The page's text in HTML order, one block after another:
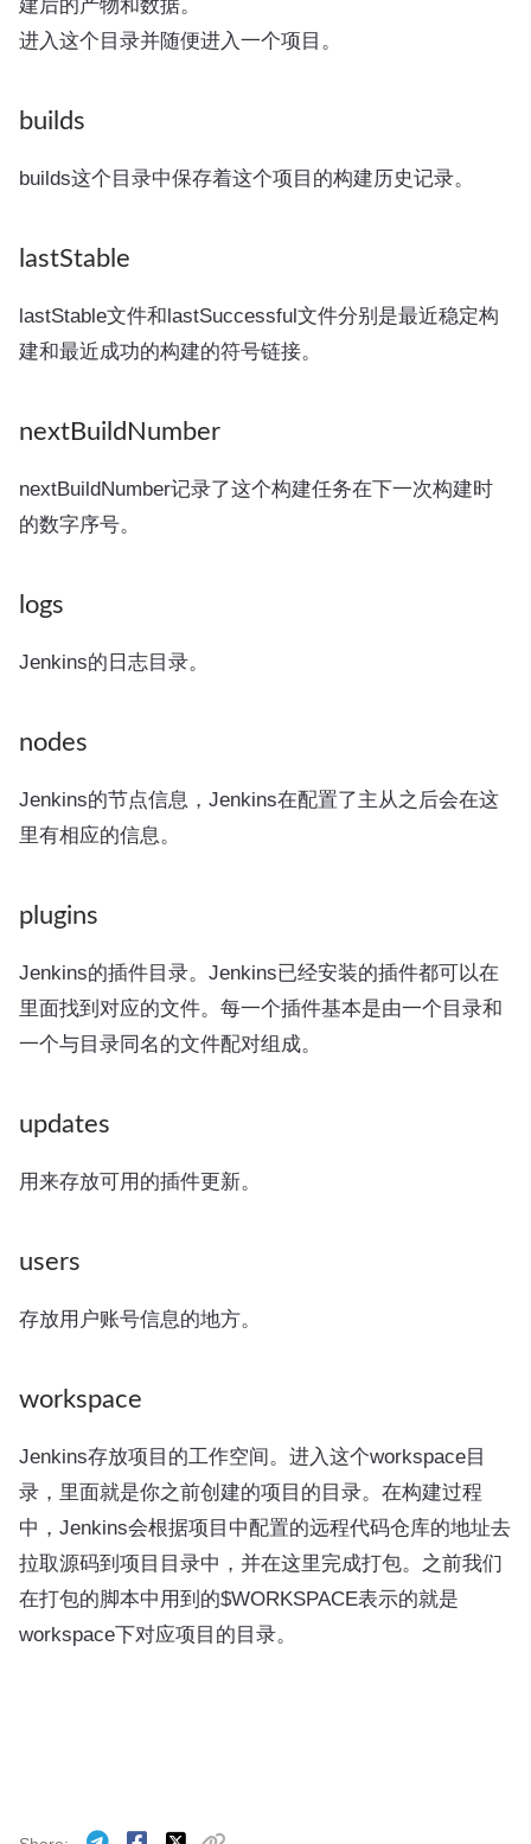
建后的产物和数据。
进入这个目录并随便进入一个项目。
builds
builds这个目录中保存着这个项目的构建历史记录。
lastStable
lastStable文件和lastSuccessful文件分别是最近稳定构
建和最近成功的构建的符号链接。
nextBuildNumber
nextBuildNumber记录了这个构建任务在下一次构建时
的数字序号。
logs
Jenkins的日志目录。
nodes
Jenkins的节点信息，Jenkins在配置了主从之后会在这
里有相应的信息。
plugins
Jenkins的插件目录。Jenkins已经安装的插件都可以在
里面找到对应的文件。每一个插件基本是由一个目录和
一个与目录同名的文件配对组成。
updates
用来存放可用的插件更新。
users
存放用户账号信息的地方。
workspace
Jenkins存放项目的工作空间。进入这个workspace目
录，里面就是你之前创建的项目的目录。在构建过程
中，Jenkins会根据项目中配置的远程代码仓库的地址去
拉取源码到项目目录中，并在这里完成打包。之前我们
在打包的脚本中用到的$WORKSPACE表示的就是
workspace下对应项目的目录。